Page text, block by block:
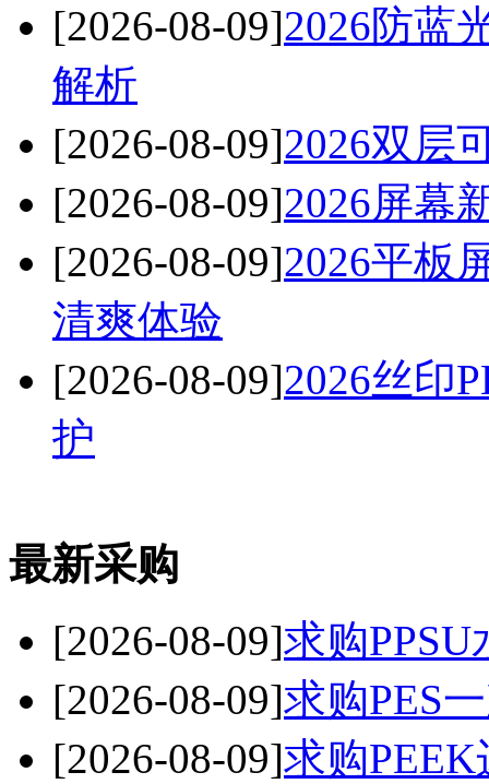
[2026-08-09]2026防蓝
解析
[2026-08-09]2026双层
[2026-08-09]2026屏幕
[2026-08-09]2026平板
清爽体验
[2026-08-09]2026丝印
护
最新采购
[2026-08-09]求购PPSU
[2026-08-09]求购PES
[2026-08-09]求购